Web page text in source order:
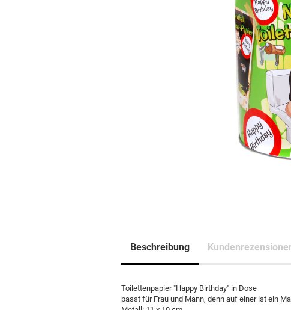
Beschreibung
Toilettenpapier "Happy Birthday" in Dose
passt für Frau und Mann, denn auf einer ist ein